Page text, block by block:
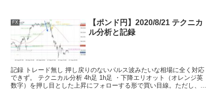
FX
【ポンド円】2020/8/21 テクニカ
ル分析と記録
記録 トレード無し 押し戻りのないパルス波みたいな相場に全く対応
できず。 テクニカル分析 4h足 1h足 ・下降エリオット（オレンジ英
数字）を押し目とした上昇にフォローする形で買い目線。ただし、...